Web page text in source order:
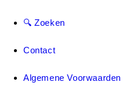
🔍 Zoeken
Contact
Algemene Voorwaarden